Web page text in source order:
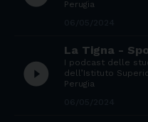
Perugia
play_circle_filled
La Tigna -
I podcast delle
dell’Istituto
Perugia